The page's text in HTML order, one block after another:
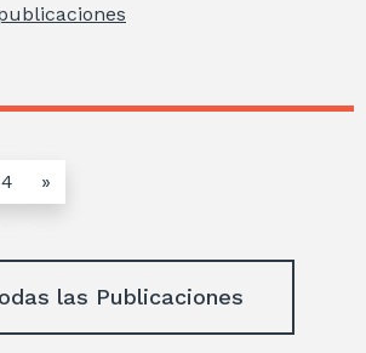
4 »
las Publicaciones